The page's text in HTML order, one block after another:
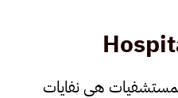
هي نفايات